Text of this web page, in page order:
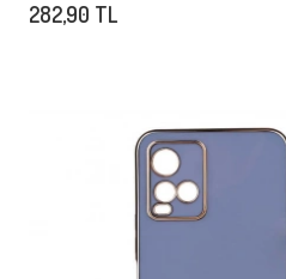
282,90 TL